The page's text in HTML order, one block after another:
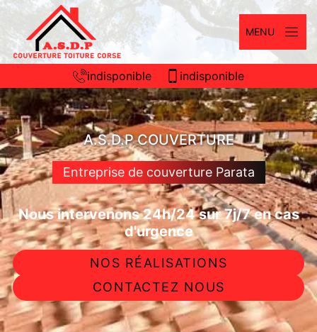
MENU
indisponible indisponible
A.S.D.P COUVERTURE
Entreprise de couverture Parata
Nous intervenons 24h/24 sur 7j/7 en cas
d'urgence
NOS RÉALISATIONS
CONTACTEZ NOUS